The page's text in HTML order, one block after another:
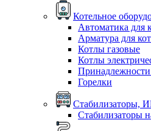
Котельное
Автоматика для
Арматура для
Котлы газовые
Котлы
Горелки
Стабилизаторы,
Стабилизаторы